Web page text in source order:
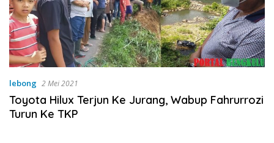
lebong 2 Mei 2021
Toyota Hilux Terjun Ke Jurang, Wabup Fahrurrozi
Turun Ke TKP